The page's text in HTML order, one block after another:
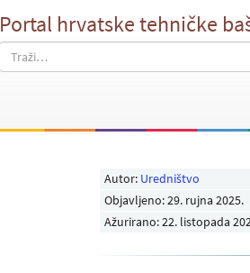
Portal hrvatske tehničke
Autor: Uredništvo
Objavljeno:29. rujna 2025.
Ažurirano: 22. listopada